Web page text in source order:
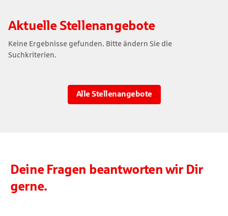
Aktuelle Stellenangebote
Keine Ergebnisse gefunden. Bitte ändern Sie die
Suchkriterien.
Alle Stellenangebote
Deine Fragen beantworten wir Dir
gerne.